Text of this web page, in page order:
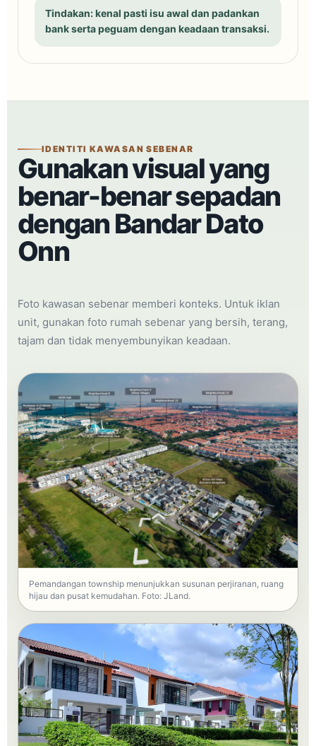
Tindakan: kenal pasti isu awal dan padankan
bank serta peguam dengan keadaan transaksi.
IDENTITI KAWASAN SEBENAR
Gunakan visual yang
benar-benar sepadan
dengan Bandar Dato
Onn
Foto kawasan sebenar memberi konteks. Untuk iklan
unit, gunakan foto rumah sebenar yang bersih, terang,
tajam dan tidak menyembunyikan keadaan.
Pemandangan township menunjukkan susunan perjiranan, ruang
hijau dan pusat kemudahan. Foto: JLand.